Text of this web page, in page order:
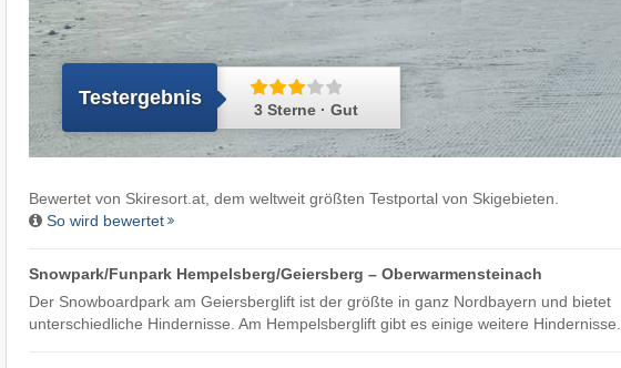
Testergebnis
3 Sterne · Gut
Bewertet von Skiresort.at, dem weltweit größten Testportal von Skigebieten.
So wird bewertet
Snowpark/Funpark Hempelsberg/​Geiersberg – Oberwarmensteinach
Der Snowboardpark am Geiersberglift ist der größte in ganz Nordbayern und bietet
unterschiedliche Hindernisse. Am Hempelsberglift gibt es einige weitere Hindernisse.